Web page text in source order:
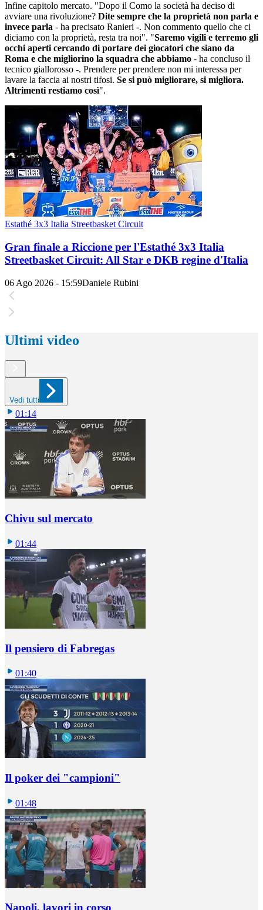
Infine capitolo mercato. "Dopo il Como la società ha deciso di
avviare una rivoluzione? Dite sempre che la proprietà non parla e
invece parla - ha precisato Ranieri -. Non commento quello che ci
diciamo con la proprietà, resta tra noi". "Saremo vigili e terremo gli
occhi aperti cercando di portare dei giocatori che siano da
Roma e che migliorino la squadra che abbiamo - ha concluso il
tecnico giallorosso -. Prendere per prendere non mi interessa per
lavare la faccia ai nostri tifosi. Se si può migliorare, si migliora.
Altrimenti restiamo così".
Estathé 3x3 Italia Streetbasket Circuit
Gran finale a Riccione per l'Estathé 3x3 Italia
Streetbasket Circuit: All Star e DKB regine d'Italia
06 Ago 2026 - 15:59Daniele Rubini
Ultimi video
Vedi tutti
01:14
Chivu sul mercato
01:44
Il pensiero di Fabregas
01:40
Il poker dei "campioni"
01:48